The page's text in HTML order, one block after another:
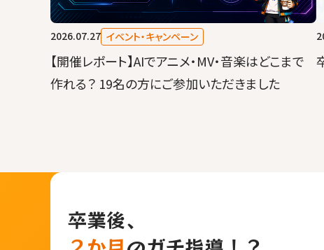
2026.07.27 イベント・キャンペーン
【開催レポート】AIでアニメ・MV・音楽はどこまで
作れる？ 19名の方にご参加いただきました
卒業後、